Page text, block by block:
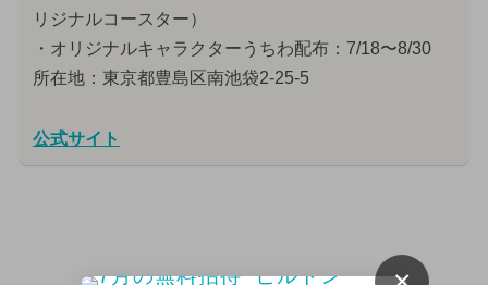
リジナルコースター）
・オリジナルキャラクターうちわ配布：7/18〜8/30
所在地：東京都豊島区南池袋2-25-5
公式サイト